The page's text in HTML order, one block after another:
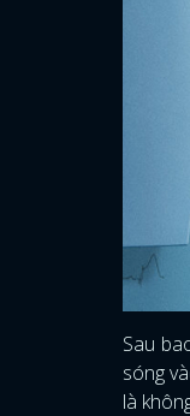
Sau
sóng
là